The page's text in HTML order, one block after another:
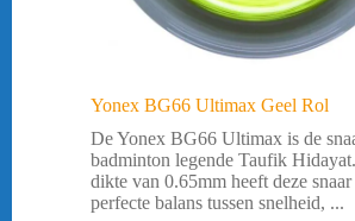
Yonex BG66 Ultimax Geel Rol
De Yonex BG66 Ultimax is de
badminton legende Taufik
dikte van 0.65mm heeft deze snaar
perfecte balans tussen snelheid, ...